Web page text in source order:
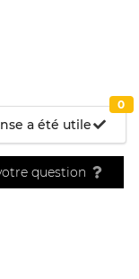
a été utile
0
question